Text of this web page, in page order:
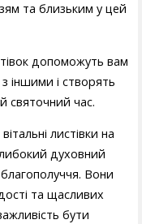
та близьким у цей
допоможуть вам
іншими і створять
святочний час.
листівки на
духовний
Вони
та щасливих
бути